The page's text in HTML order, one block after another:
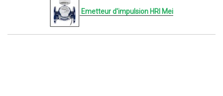
Emetteur d'impulsion HRI Mei